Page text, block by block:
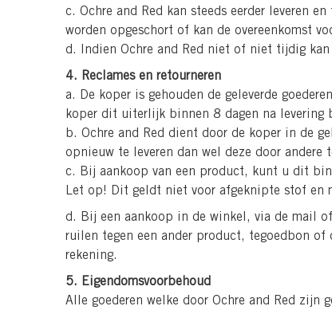
c. Ochre and Red kan steeds eerder leveren
worden opgeschort of kan de overeenkomst
d. Indien Ochre and Red niet of niet tijdig
4. Reclames en retourneren
a. De koper is gehouden de geleverde
koper dit uiterlijk binnen 8 dagen na levering
b. Ochre and Red dient door de koper in de
opnieuw te leveren dan wel deze door andere
c. Bij aankoop van een product, kunt u dit
Let op! Dit geldt niet voor afgeknipte stof en
d. Bij een aankoop in de winkel, via de mail
ruilen tegen een ander product, tegoedbon
rekening.
5. Eigendomsvoorbehoud
Alle goederen welke door Ochre and Red zijn